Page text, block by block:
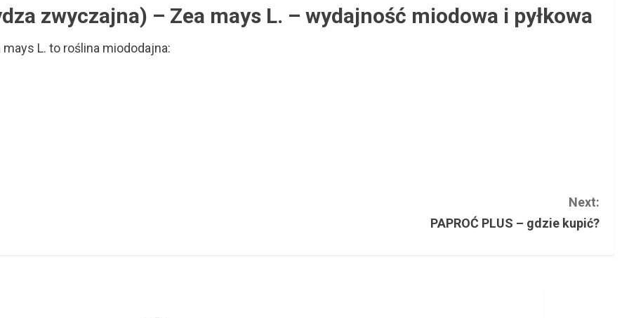
zwyczajna) – Zea mays L. – wydajność miodowa i pyłkowa
L. to roślina miododajna:
Next:
PAPROĆ PLUS – gdzie kupić?